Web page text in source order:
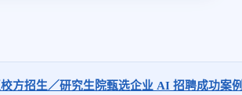
校方招生／研究生院甄选企业 AI 招聘成功案例